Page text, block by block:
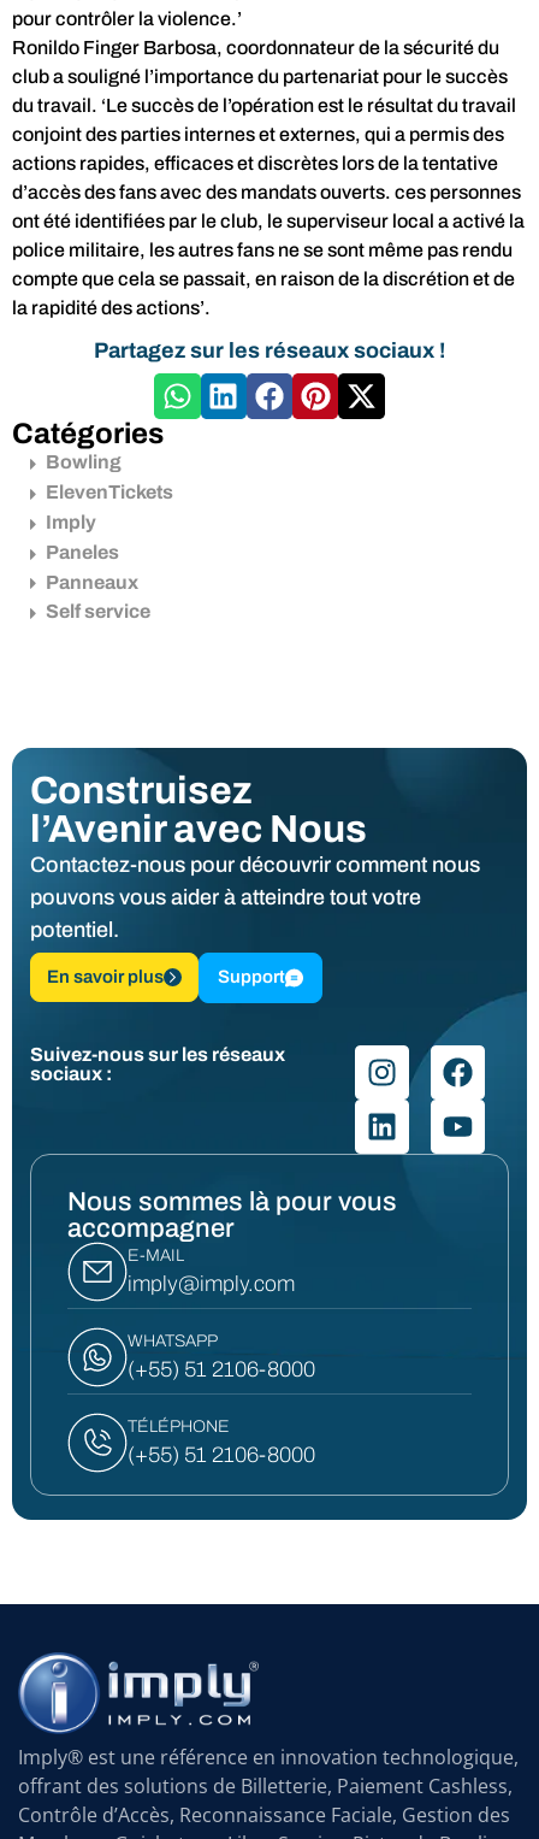
pour contrôler la violence.’
Ronildo Finger Barbosa, coordonnateur de la sécurité du
club a souligné l’importance du partenariat pour le succès
du travail. ‘Le succès de l’opération est le résultat du travail
conjoint des parties internes et externes, qui a permis des
actions rapides, efficaces et discrètes lors de la tentative
d’accès des fans avec des mandats ouverts. ces personnes
ont été identifiées par le club, le superviseur local a activé la
police militaire, les autres fans ne se sont même pas rendu
compte que cela se passait, en raison de la discrétion et de
la rapidité des actions’.
Partagez sur les réseaux sociaux !
Catégories
Bowling
ElevenTickets
Imply
Paneles
Panneaux
Self service
Construisez
l’Avenir avec Nous
Contactez-nous pour découvrir comment nous
pouvons vous aider à atteindre tout votre
potentiel.
En savoir plus Support
Suivez-nous sur les réseaux
sociaux :
Nous sommes là pour vous
accompagner
E-MAIL
imply@imply.com
WHATSAPP
(+55) 51 2106-8000
TÉLÉPHONE
(+55) 51 2106-8000
Imply® est une référence en innovation technologique,
offrant des solutions de Billetterie, Paiement Cashless,
Contrôle d’Accès, Reconnaissance Faciale, Gestion des